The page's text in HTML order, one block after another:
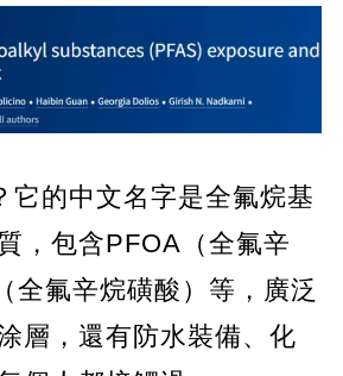
它的中文名字是全氟烷基
，包含PFOA（全氟辛
全氟辛烷磺酸）等，廣泛
層，還有防水裝備、化